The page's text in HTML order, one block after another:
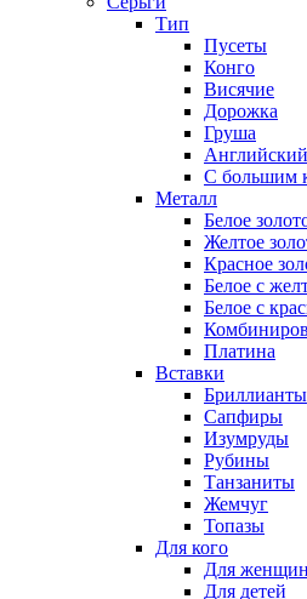
Тип
Пусеты
Конго
Висячие
Дорожка
Груша
С большим
Металл
Белое
Желтое
Красное
Белое с
Белое с
Платина
Вставки
Бриллианты
Сапфиры
Изумруды
Рубины
Танзаниты
Жемчуг
Топазы
Для кого
Для женщин
Для детей